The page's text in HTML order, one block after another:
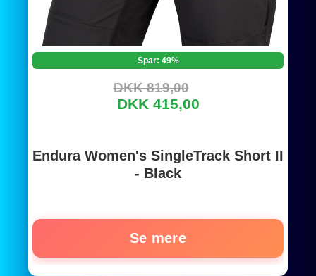
Spar: 49%
DKK 819,00
DKK 415,00
Endura Women's SingleTrack Short II
- Black
Se mere